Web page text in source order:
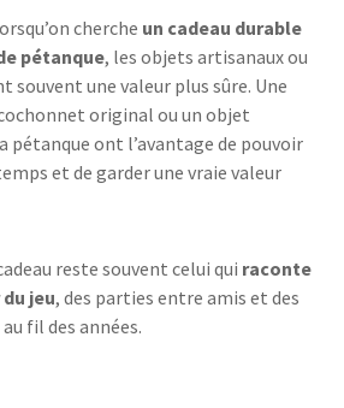
cherche un cadeau durable
pétanque, les objets artisanaux ou
souvent une valeur plus sûre. Une
original ou un objet
pétanque ont l’avantage de pouvoir
et de garder une vraie valeur
reste souvent celui qui raconte
jeu, des parties entre amis et des
fil des années.